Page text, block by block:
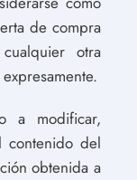
de compra
otra
a modificar,
contenido del
obtenida a